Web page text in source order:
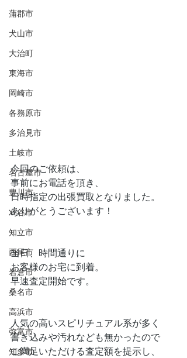
蒲郡市
犬山市
大治町
東海市
岡崎市
各務原市
多治見市
土岐市
名古屋市
豊川市
刈谷市
知立市
西尾市
岩倉市
桑名市
高浜市
弥富市
知多市
今回のご依頼は、
事前にお電話を頂き、
日時指定の出張買取となりました。
ありがとうございます！
当日、時間通りに
お客様のお宅に到着。
早速査定開始です。
人気の高いスピリチュアル系が多く
書き込みや汚れなども無かったので
ご満足いただける査定額を提示し、